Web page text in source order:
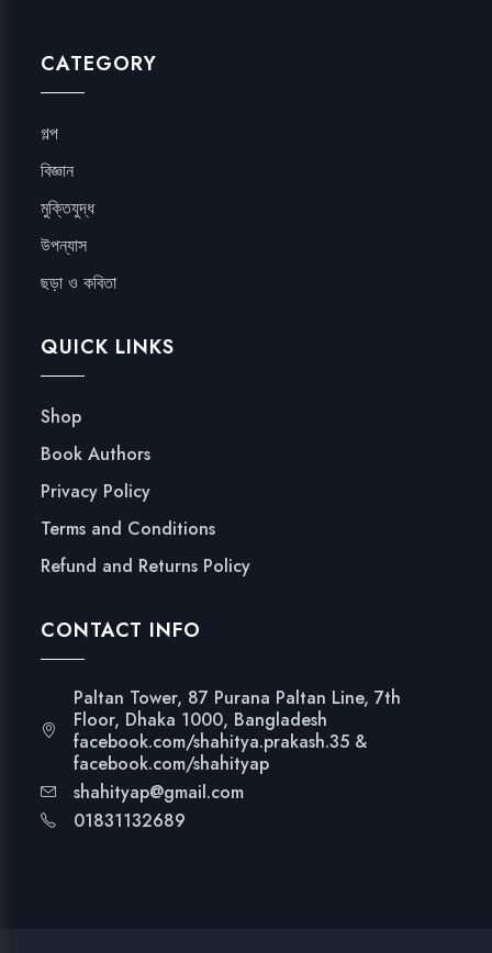
CATEGORY
গল্প
বিজ্ঞান
মুক্তিযুদ্ধ
উপন্যাস
ছড়া ও কবিতা
QUICK LINKS
Shop
Book Authors
Privacy Policy
Terms and Conditions
Refund and Returns Policy
CONTACT INFO
Paltan Tower, 87 Purana Paltan Line, 7th
Floor, Dhaka 1000, Bangladesh
facebook.com/shahitya.prakash.35 &
facebook.com/shahityap
shahityap@gmail.com
01831132689